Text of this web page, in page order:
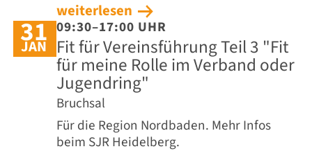
weiterlesen
31
JAN
09:30–17:00 UHR
Fit für Vereinsführung Teil 3 "Fit
für meine Rolle im Verband oder
Jugendring"
Bruchsal
Für die Region Nordbaden. Mehr Infos
beim SJR Heidelberg.